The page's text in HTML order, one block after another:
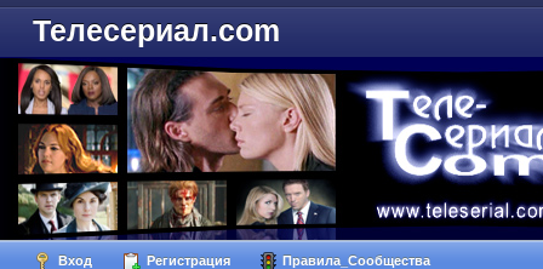
Телесериал.com
Вход Регистрация Правила_Сообщества